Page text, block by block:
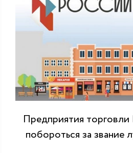
Предприятия
побороться за звание